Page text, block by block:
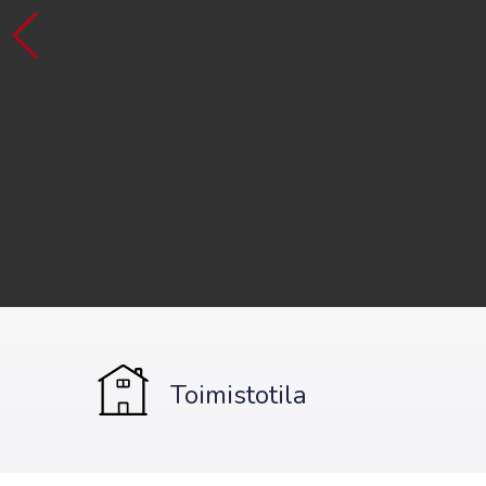
Toimistotila